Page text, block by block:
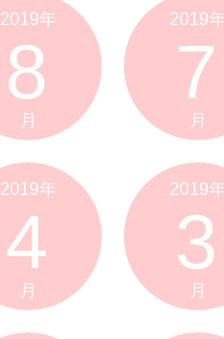
2019年
8
月
2019
7
月
2019年
4
月
2019
3
月